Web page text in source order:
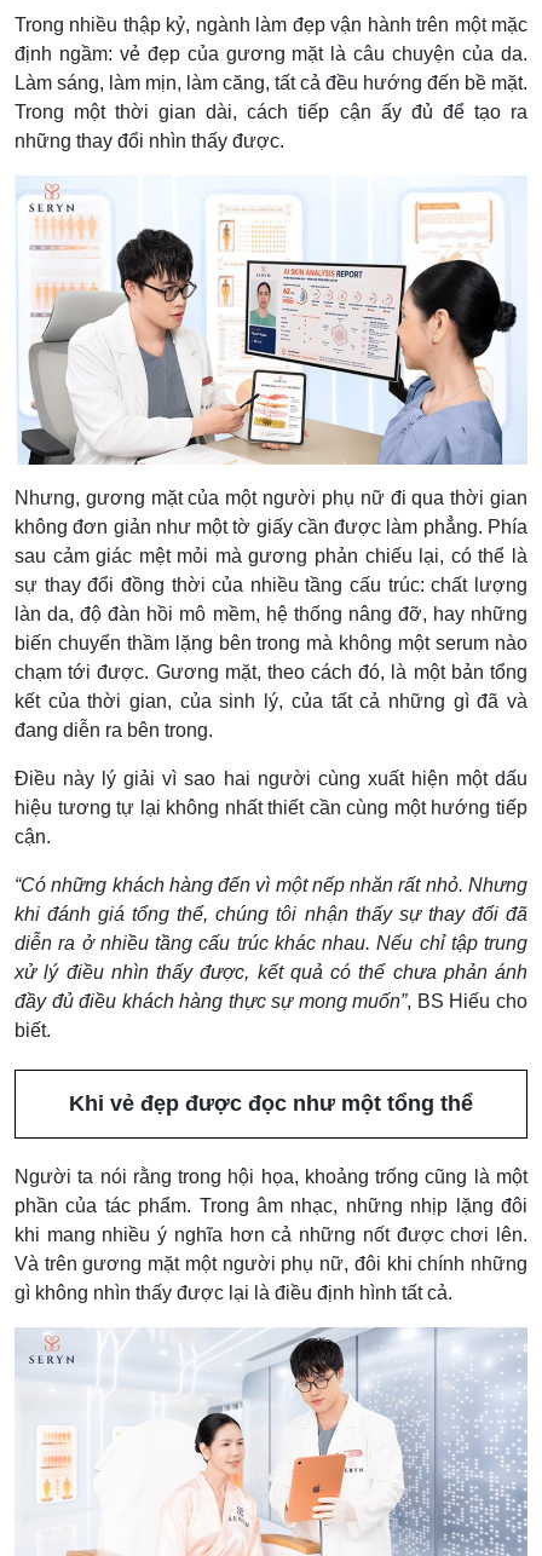
Trong nhiều thập kỷ, ngành làm đẹp vận hành trên một mặc
định ngầm: vẻ đẹp của gương mặt là câu chuyện của da.
Làm sáng, làm mịn, làm căng, tất cả đều hướng đến bề mặt.
Trong một thời gian dài, cách tiếp cận ấy đủ để tạo ra
những thay đổi nhìn thấy được.
Nhưng, gương mặt của một người phụ nữ đi qua thời gian
không đơn giản như một tờ giấy cần được làm phẳng. Phía
sau cảm giác mệt mỏi mà gương phản chiếu lại, có thể là
sự thay đổi đồng thời của nhiều tầng cấu trúc: chất lượng
làn da, độ đàn hồi mô mềm, hệ thống nâng đỡ, hay những
biến chuyển thầm lặng bên trong mà không một serum nào
chạm tới được. Gương mặt, theo cách đó, là một bản tổng
kết của thời gian, của sinh lý, của tất cả những gì đã và
đang diễn ra bên trong.
Điều này lý giải vì sao hai người cùng xuất hiện một dấu
hiệu tương tự lại không nhất thiết cần cùng một hướng tiếp
cận.
“Có những khách hàng đến vì một nếp nhăn rất nhỏ. Nhưng
khi đánh giá tổng thể, chúng tôi nhận thấy sự thay đổi đã
diễn ra ở nhiều tầng cấu trúc khác nhau. Nếu chỉ tập trung
xử lý điều nhìn thấy được, kết quả có thể chưa phản ánh
đầy đủ điều khách hàng thực sự mong muốn”, BS Hiếu cho
biết.
Khi vẻ đẹp được đọc như một tổng thể
Người ta nói rằng trong hội họa, khoảng trống cũng là một
phần của tác phẩm. Trong âm nhạc, những nhịp lặng đôi
khi mang nhiều ý nghĩa hơn cả những nốt được chơi lên.
Và trên gương mặt một người phụ nữ, đôi khi chính những
gì không nhìn thấy được lại là điều định hình tất cả.